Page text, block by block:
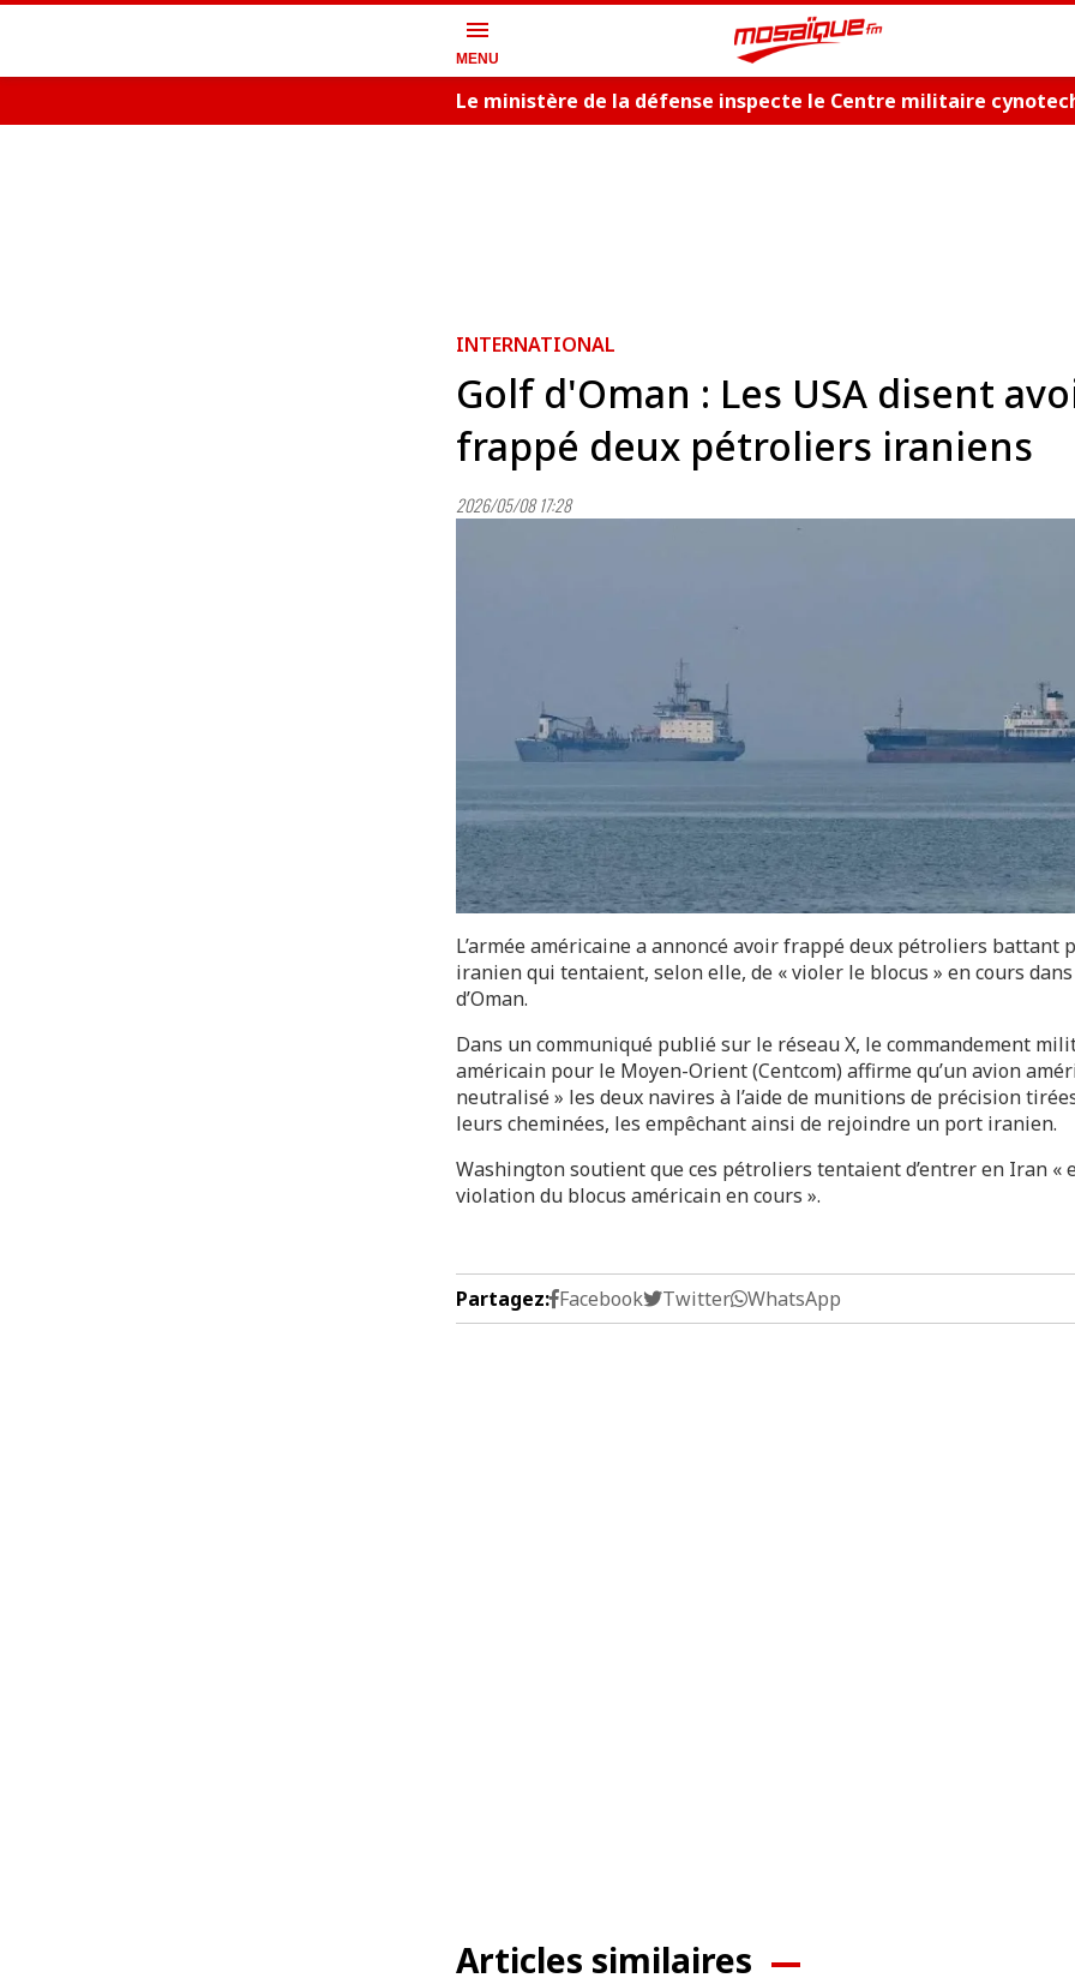
menu
MENU
Le ministère de la défense inspecte le Centre militaire
INTERNATIONAL
Golf d'Oman : Les USA disent
frappé deux pétroliers iraniens
2026/05/08 17:28
L’armée américaine a annoncé avoir frappé deux pétroliers battant
iranien qui tentaient, selon elle, de « violer le blocus » en cours
d’Oman.
Dans un communiqué publié sur le réseau X, le commandement
américain pour le Moyen-Orient (Centcom) affirme qu’un avion
neutralisé » les deux navires à l’aide de munitions de précision
leurs cheminées, les empêchant ainsi de rejoindre un port iranien.
Washington soutient que ces pétroliers tentaient d’entrer en Iran «
violation du blocus américain en cours ».
Partagez: Facebook Twitter WhatsApp
Articles similaires